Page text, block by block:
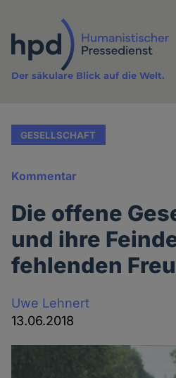
Inhalt
Der säkulare Blick auf die Welt.
GESELLSCHAFT
Kommentar
Die offene
und ihre
fehlenden
Uwe Lehnert
13.06.2018